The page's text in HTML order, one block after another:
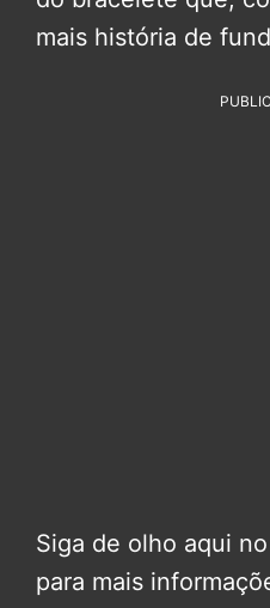
mais história de
Siga de olho aqui no
para mais